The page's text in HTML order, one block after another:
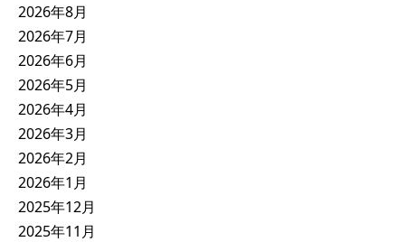
2026年8月
2026年7月
2026年6月
2026年5月
2026年4月
2026年3月
2026年2月
2026年1月
2025年12月
2025年11月